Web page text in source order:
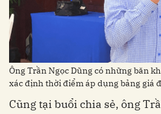
Ông Trần Ngọc Dũng có những băn
xác định thời điểm áp dụng bảng giá
Cũng tại buổi chia sẻ, ông